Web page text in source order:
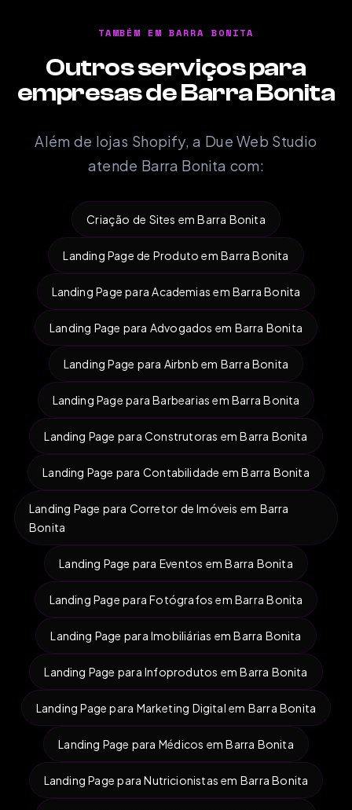
TAMBÉM EM BARRA BONITA
Outros serviços para
empresas de Barra Bonita
Além de lojas Shopify, a Due Web Studio
atende Barra Bonita com:
Criação de Sites em Barra Bonita
Landing Page de Produto em Barra Bonita
Landing Page para Academias em Barra Bonita
Landing Page para Advogados em Barra Bonita
Landing Page para Airbnb em Barra Bonita
Landing Page para Barbearias em Barra Bonita
Landing Page para Construtoras em Barra Bonita
Landing Page para Contabilidade em Barra Bonita
Landing Page para Corretor de Imóveis em Barra
Bonita
Landing Page para Eventos em Barra Bonita
Landing Page para Fotógrafos em Barra Bonita
Landing Page para Imobiliárias em Barra Bonita
Landing Page para Infoprodutos em Barra Bonita
Landing Page para Marketing Digital em Barra Bonita
Landing Page para Médicos em Barra Bonita
Landing Page para Nutricionistas em Barra Bonita